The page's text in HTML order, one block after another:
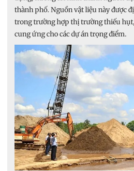
thành phố. Nguồn vật liệu này được
trong trường hợp thị trường thiếu
cung ứng cho các dự án trọng điểm.